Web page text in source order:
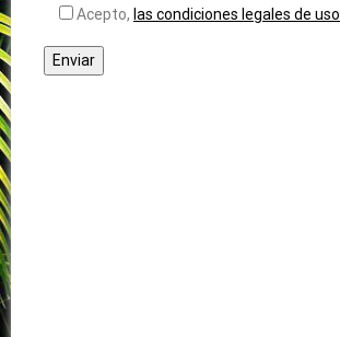
Acepto, las condiciones legales de uso.